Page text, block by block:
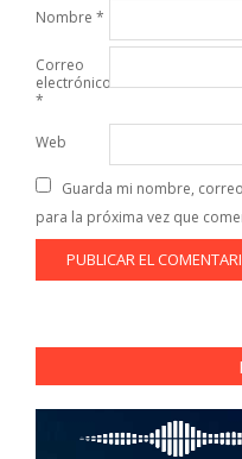
Nombre *
Correo
electrónico
*
Web
Guarda mi nombre,
para la próxima vez que